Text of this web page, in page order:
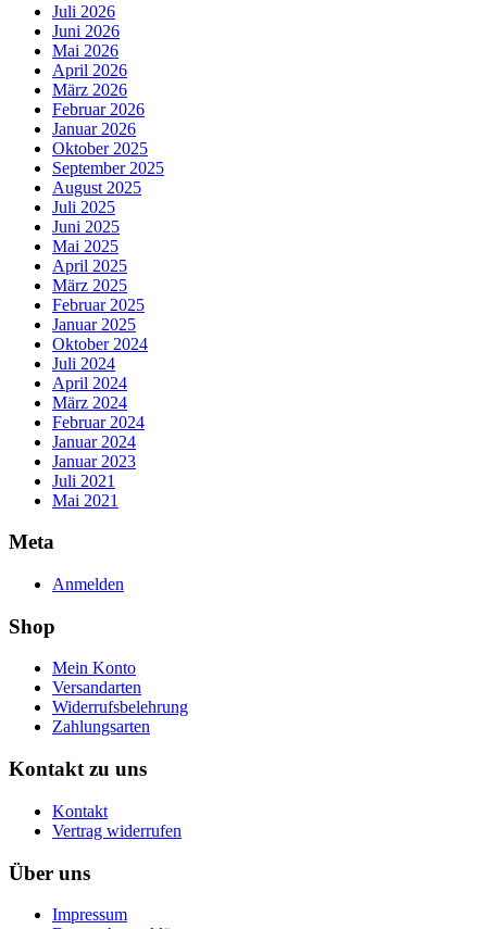
Juli 2026
Juni 2026
Mai 2026
April 2026
März 2026
Februar 2026
Januar 2026
Oktober 2025
September 2025
August 2025
Juli 2025
Juni 2025
Mai 2025
April 2025
März 2025
Februar 2025
Januar 2025
Oktober 2024
Juli 2024
April 2024
März 2024
Februar 2024
Januar 2024
Januar 2023
Juli 2021
Mai 2021
Meta
Anmelden
Shop
Mein Konto
Versandarten
Widerrufsbelehrung
Zahlungsarten
Kontakt zu uns
Kontakt
Vertrag widerrufen
Über uns
Impressum